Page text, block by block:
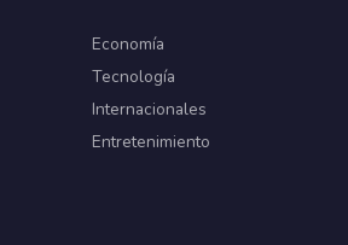
Economía
Tecnología
Internacionales
Entretenimiento